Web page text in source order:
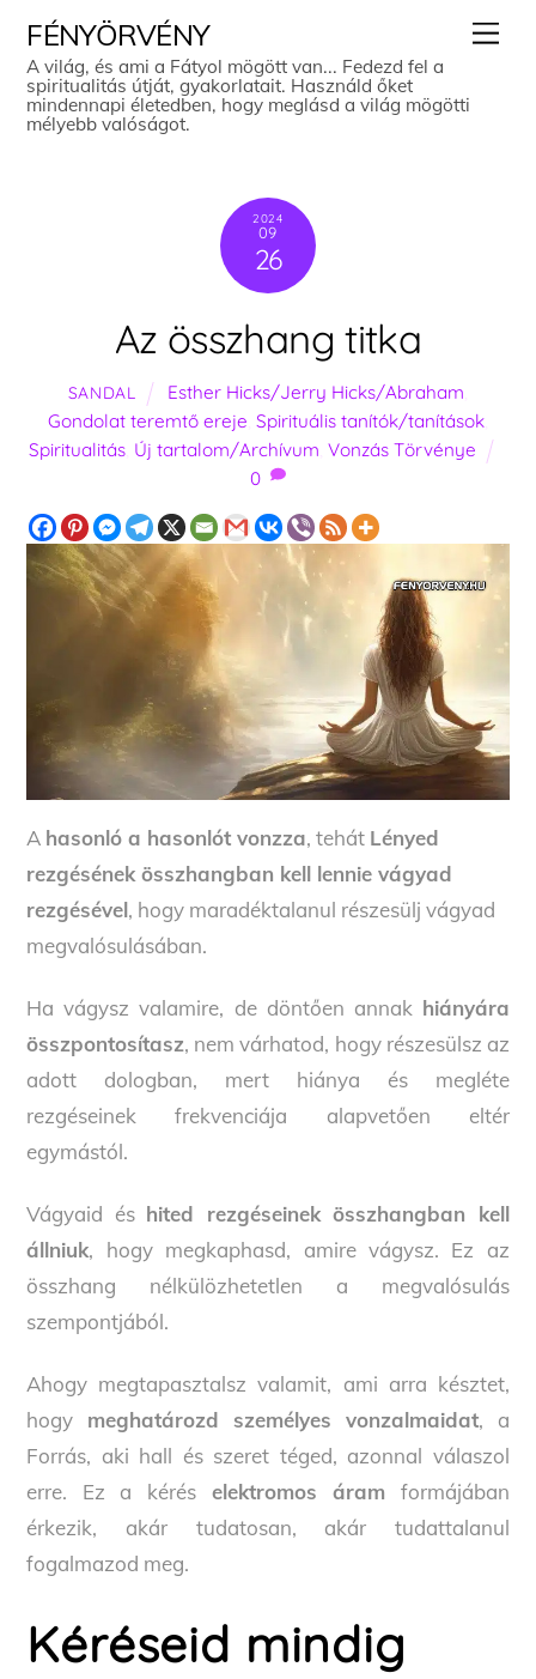
content
FÉNYÖRVÉNY
A világ, és ami a Fátyol mögött van... Fedezd fel a
spiritualitás útját, gyakorlatait. Használd őket
mindennapi életedben, hogy meglásd a világ mögötti
mélyebb valóságot.
2024
09
26
Az összhang titka
SANDAL Esther Hicks/Jerry Hicks/Abraham
Gondolat teremtő ereje Spirituális tanítók/tanítások
Spiritualitás, Új tartalom/Archívum Vonzás Törvénye
0
A hasonló a hasonlót vonzza, tehát Lényed
rezgésének összhangban kell lennie vágyad
rezgésével, hogy maradéktalanul részesülj vágyad
megvalósulásában.
Ha vágysz valamire, de döntően annak hiányára
összpontosítasz, nem várhatod, hogy részesülsz az
adott dologban, mert hiánya és megléte
rezgéseinek frekvenciája alapvetően eltér
egymástól.
Vágyaid és hited rezgéseinek összhangban kell
állniuk, hogy megkaphasd, amire vágysz. Ez az
összhang nélkülözhetetlen a megvalósulás
szempontjából.
Ahogy megtapasztalsz valamit, ami arra késztet,
hogy meghatározd személyes vonzalmaidat, a
Forrás, aki hall és szeret téged, azonnal válaszol
erre. Ez a kérés elektromos áram formájában
érkezik, akár tudatosan, akár tudattalanul
fogalmazod meg.
Kéréseid mindig